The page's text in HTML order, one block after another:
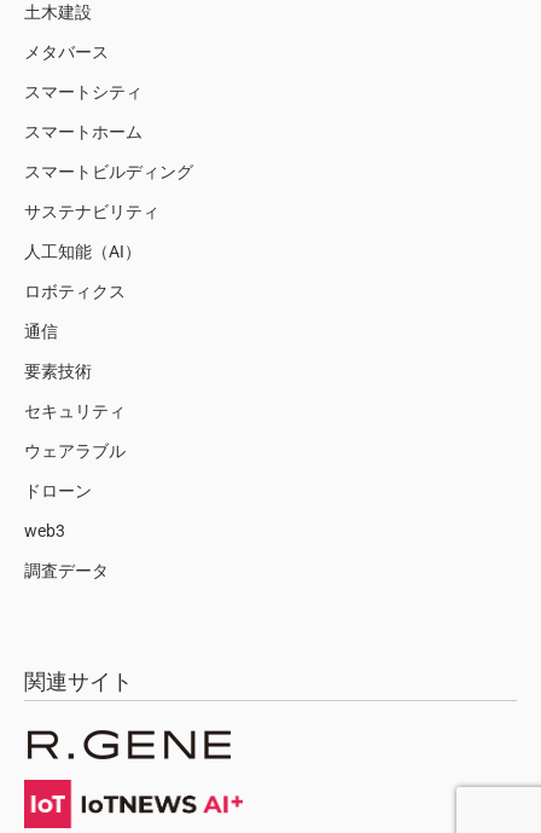
土木建設
メタバース
スマートシティ
スマートホーム
スマートビルディング
サステナビリティ
人工知能（AI）
ロボティクス
通信
要素技術
セキュリティ
ウェアラブル
ドローン
web3
調査データ
関連サイト